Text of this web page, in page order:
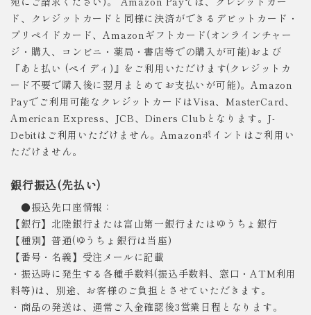
ド、クレジットカードと同様に決済ができるデビットカード・
プリペイドカード、Amazonギフトカード(オンラインチャー
ジ・購入、コンビニ・薬局・書店等での購入が可能)および
『あと払い (ペイディ)』をご利用いただけます(クレジットカ
ード不要で購入後に翌月まとめてお支払いが可能)。Amazon
Payでご利用可能なクレジットカードはVisa、MasterCard、
American Express、JCB、Diners Clubとなります。J-
Debitはご利用いただけません。Amazonポイントはご利用い
ただけません。
銀行振込(先払い)
●振込先口座情報：
【銀行】北陸銀行または富山第一銀行またはゆうちょ銀行
【種別】普通(ゆうちょ銀行は当座)
【番号・名義】受注メールに記載
・振込時に発生する各種手数料(振込手数料、窓口・ATM利用
料等)は、別途、お客様のご負担とさせていただきます。
・商品の発送は、通常ご入金確認後3営業日程となります。